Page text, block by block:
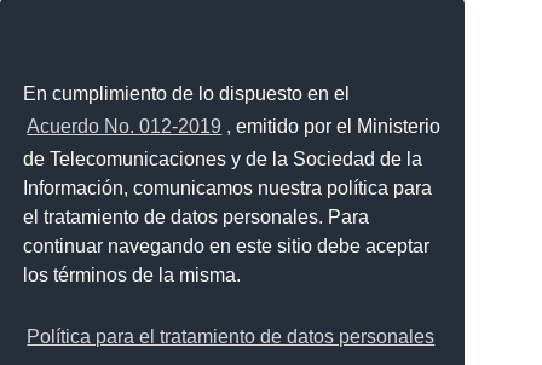
En cumplimiento de lo dispuesto en el
Acuerdo No. 012-2019 , emitido por el Ministerio
de Telecomunicaciones y de la Sociedad de la
Información, comunicamos nuestra política para
el tratamiento de datos personales. Para
continuar navegando en este sitio debe aceptar
los términos de la misma.
Política para el tratamiento de datos personales